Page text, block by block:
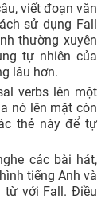
viết đoạn văn
sử dụng Fall
thường xuyên
tự nhiên của
lâu hơn.
verbs lên một
nó lên mặt còn
thẻ này để tự
các bài hát,
tiếng Anh và
từ với Fall. Điều